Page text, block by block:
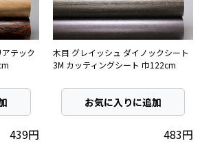
テック
439円
木目 グレイッシュ ダイノックシート
3M カッティングシート 巾122cm
お気に入りに追加
483円